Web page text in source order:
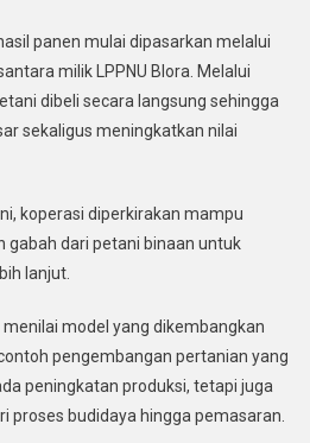
panen mulai dipasarkan melalui
milik LPPNU Blora. Melalui
dibeli secara langsung sehingga
sekaligus meningkatkan nilai
koperasi diperkirakan mampu
gabah dari petani binaan untuk
lanjut.
model yang dikembangkan
pengembangan pertanian yang
peningkatan produksi, tetapi juga
proses budidaya hingga pemasaran.